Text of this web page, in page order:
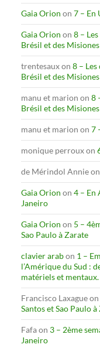
Gaia Orion on 7 – En
Gaia Orion on 8 –
Brésil et des Misiones
trentesauxon 8 –
Brésil et des Misiones
manu et marion on 8
Brésil et des Misiones
manu et marion on 7
monique perrouxon
de Mérindol Annieon
Gaia Orion on 4 – En
Janeiro
Gaia Orion on 5 –
Sao Paulo à Zarate
clavier arabon 1 –
l’Amérique du Sud :
matériels et mentaux.
Francisco Laxagueon
Santos et Sao Paulo
Fafaon 3 – 2ème
Janeiro